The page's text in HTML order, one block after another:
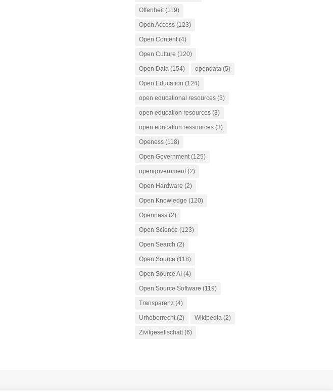
Offenheit(119)
Open Access(123)
Open Content(4)
Open Culture (120)
Open Data(154) opendata(5)
Open Education (124)
open educational resources(3)
open education resources(3)
open education ressources(3)
Openess(118)
Open Government(125)
opengovernment(2)
Open Hardware (2)
Open Knowledge (120)
Openness(2)
Open Science (123)
Open Search (2)
Open Source (118)
Open Source AI (4)
Open Source Software (119)
Transparenz(4)
Urheberrecht(2) Wikipedia(2)
Zivilgesellschaft(6)